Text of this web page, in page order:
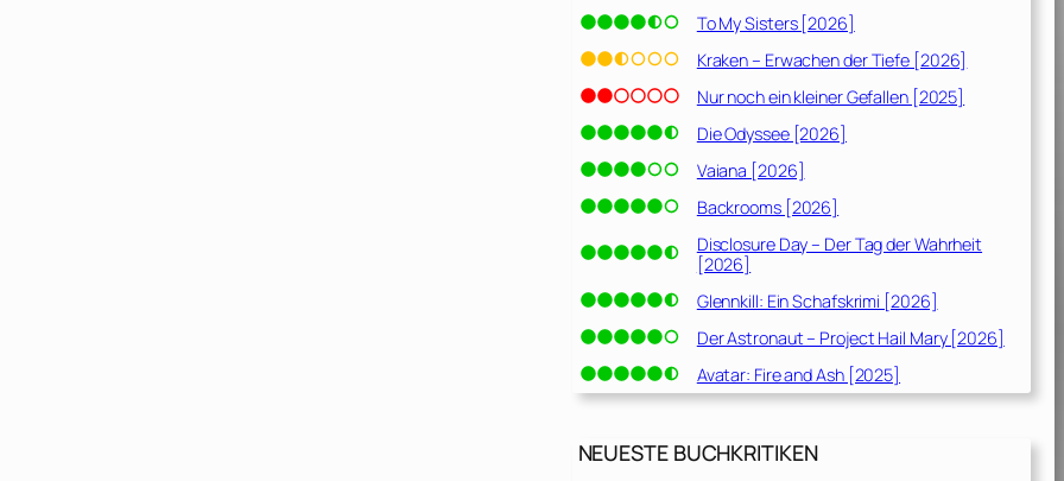
To My Sisters [2026]
Kraken – Erwachen der Tiefe [2026]
Nur noch ein kleiner Gefallen [2025]
Die Odyssee [2026]
Vaiana [2026]
Backrooms [2026]
Disclosure Day – Der Tag der Wahrheit
[2026]
Glennkill: Ein Schafskrimi [2026]
Der Astronaut – Project Hail Mary [2026]
Avatar: Fire and Ash [2025]
NEUESTE BUCHKRITIKEN